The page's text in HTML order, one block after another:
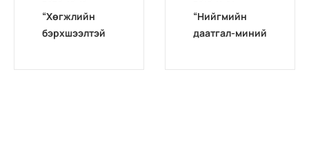
“Хөгжлийн
бэрхшээлтэй
“Нийгмийн
даатгал-миний